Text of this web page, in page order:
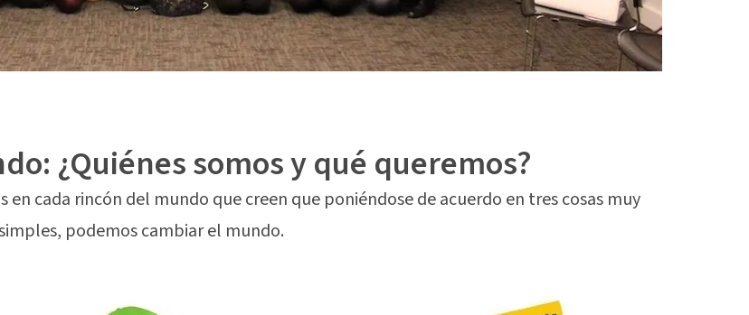
¿Quiénes somos y qué queremos?
cada rincón del mundo que creen que poniéndose de acuerdo en tres cosas muy
podemos cambiar el mundo.